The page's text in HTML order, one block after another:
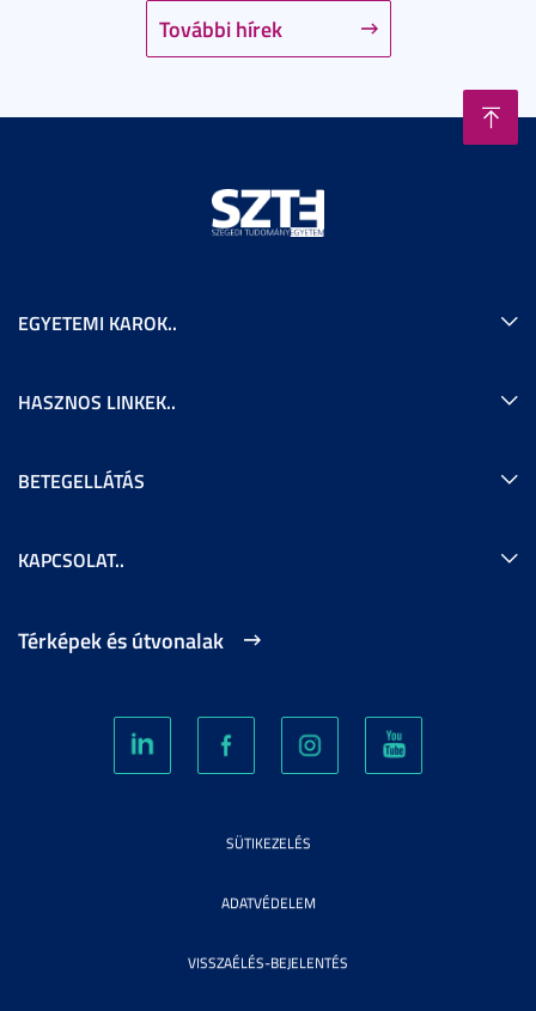
További hírek
EGYETEMI KAROK..
HASZNOS LINKEK..
BETEGELLÁTÁS
KAPCSOLAT..
Térképek és útvonalak
SÜTIKEZELÉS
ADATVÉDELEM
VISSZAÉLÉS-BEJELENTÉS